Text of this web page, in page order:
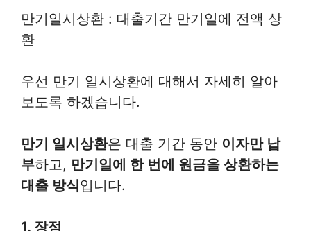
만기일시상환 : 대출기간 만기일에 전액 상
환
우선 만기 일시상환에 대해서 자세히 알아
보도록 하겠습니다.
만기 일시상환은 대출 기간 동안 이자만 납
부하고, 만기일에 한 번에 원금을 상환하는
대출 방식입니다.
1. 장점